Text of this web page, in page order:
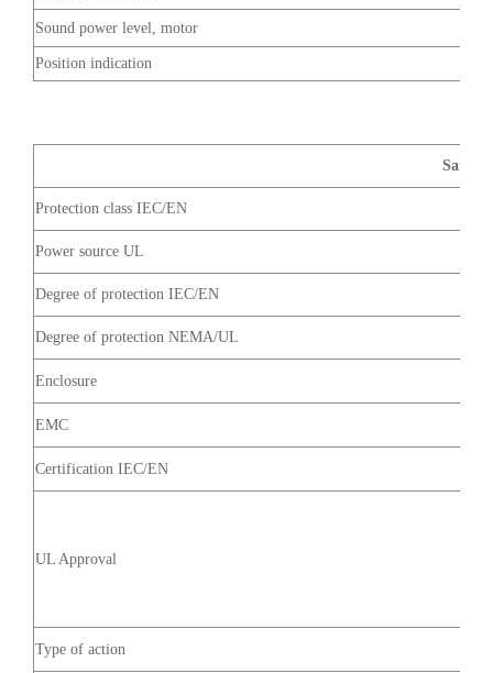
Sound power level, motor
Position indication
Safety
Protection class IEC/EN
Power source UL
Degree of protection IEC/EN
Degree of protection NEMA/UL
Enclosure
EMC
Certification IEC/EN
UL Approval
Type of action